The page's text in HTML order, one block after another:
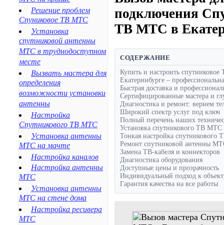
Благодарный
Будённовск
Георгиевск
Ипатово
Новопавловск
Минеральные Воды
Ессентуки
Пятигорск
Кисловодск
Железноводск
Лермонтов
Нефтекумск
Зеленокумск
Александровское
Курсавка
Дивное
Арзгир
Курская
Левокумское
Новоселицкое
Решение проблем
Спуниковое ТВ МТС
Установка
спутниковой антенны
МТС в труднодоступном
месте
Вызвать мастера для
определения
возможности установки
антенны
Настройка
Спутникового ТВ МТС
Установка антенны
МТС на мачте
Настройка каналов
Настройка антенны
МТС
Установка антенны
МТС на стене дома
Настройка ресивера
МТС
подключения
ТВ МТС в
СОДЕРЖАНИЕ
Купить и настроить
Екатеринбурге –
Быстрая доставка и
Сертифицированные мастера и
Диагностика и ремонт: вернем
Широкий спектр услуг под ключ
Полный перечень наших
Установка спутникового ТВ МТС
Тонкая настройка
Ремонт спутниковой антенны
Замена ТВ-кабеля и коннекторов
Диагностика оборудования
Доступные цены и прозрачность
Индивидуальный подход к
Гарантия качества на все работы